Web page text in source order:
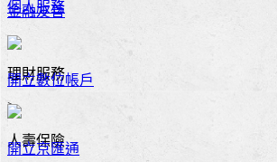
金融友善
開立數位帳戶
開立京匯通
個人服務
>
理財服務
>
人壽保險